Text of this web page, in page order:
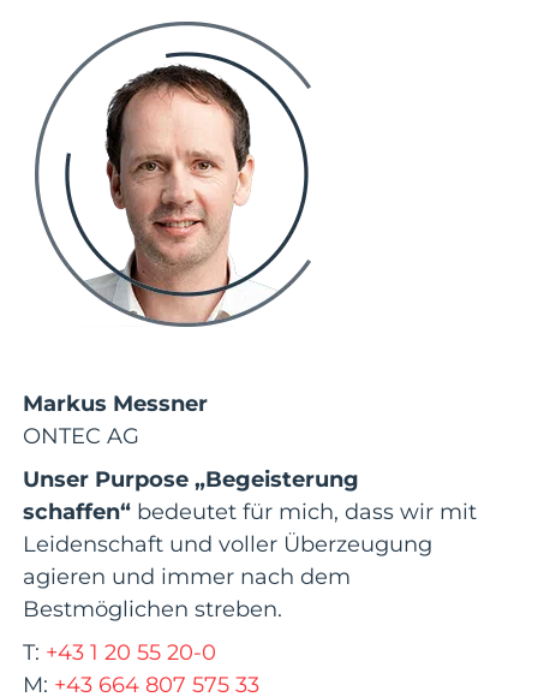
Markus Messner
ONTEC AG
Unser Purpose „Begeisterung
schaffen“ bedeutet für mich, dass wir mit
Leidenschaft und voller Überzeugung
agieren und immer nach dem
Bestmöglichen streben.
T: +43 1 20 55 20-0
M: +43 664 807 575 33